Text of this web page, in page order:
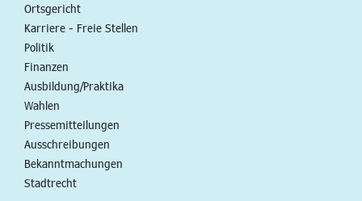
Ortsgericht
Karriere - Freie Stellen
Politik
Finanzen
Ausbildung/Praktika
Wahlen
Pressemitteilungen
Ausschreibungen
Bekanntmachungen
Stadtrecht